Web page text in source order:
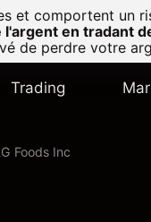
et comportent un
en tradant
de perdre votre
Trading
Foods Inc